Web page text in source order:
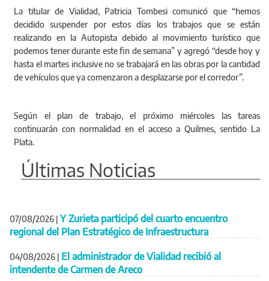
La titular de Vialidad, Patricia Tombesi comunicó que “hemos
decidido suspender por estos días los trabajos que se están
realizando en la Autopista debido al movimiento turístico que
podemos tener durante este fin de semana” y agregó “desde hoy y
hasta el martes inclusive no se trabajará en las obras por la cantidad
de vehículos que ya comenzaron a desplazarse por el corredor”.
Según el plan de trabajo, el próximo miércoles las tareas
continuarán con normalidad en el acceso a Quilmes, sentido La
Plata.
Últimas Noticias
07/08/2026 Y Zurieta participó del cuarto encuentro
regional del Plan Estratégico de Infraestructura
04/08/2026
El administrador de Vialidad recibió al
intendente de Carmen de Areco